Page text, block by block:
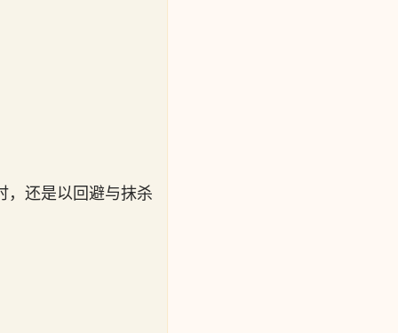
还是以回避与抹杀